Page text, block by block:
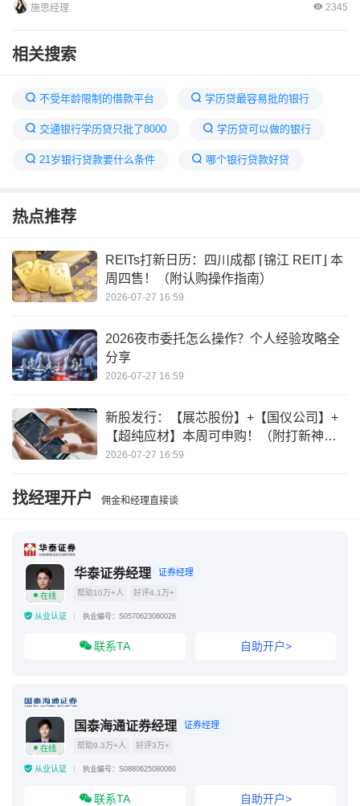
施思经理 2345
相关搜索
不受年龄限制的借款平台 学历贷最容易批的银行
交通银行学历贷只批了8000 学历贷可以做的银行
21岁银行贷款要什么条件 哪个银行贷款好贷
不限制年龄的贷款银行
学历贷骗了2万4,最后都退了吗
交通银行学历贷款需要什么条件
热点推荐
REITs打新日历：四川成都 ⌈锦江 REIT⌋ 本
周四售！（附认购操作指南）
2026-07-27 16:59
2026夜市委托怎么操作？个人经验攻略全
分享
2026-07-27 16:59
新股发行：【展芯股份】+【国仪公司】+
【超纯应材】本周可申购！（附打新神
器）
2026-07-27 16:59
找经理开户 佣金和经理直接谈
在线
华泰证券经理 证券经理
帮助10万+人 好评4.1万+
从业认证 执业编号：S0570623080026
联系TA 自助开户>
在线
国泰海通证券经理 证券经理
帮助9.3万+人 好评3万+
从业认证 执业编号：S0880625080060
联系TA 自助开户>